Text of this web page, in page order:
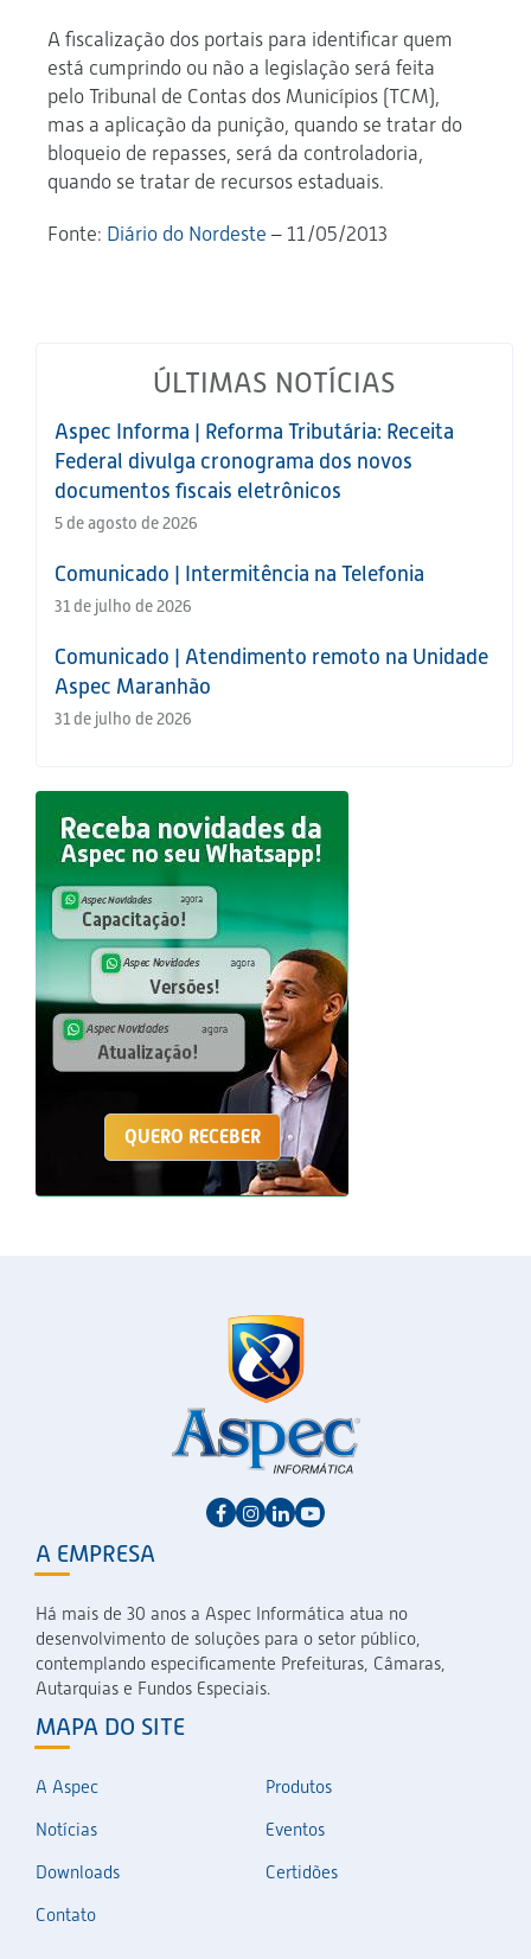
A fiscalização dos portais para identificar quem
está cumprindo ou não a legislação será feita
pelo Tribunal de Contas dos Municípios (TCM),
mas a aplicação da punição, quando se tratar do
bloqueio de repasses, será da controladoria,
quando se tratar de recursos estaduais.
Fonte: Diário do Nordeste – 11/05/2013
ÚLTIMAS NOTÍCIAS
Aspec Informa | Reforma Tributária: Receita
Federal divulga cronograma dos novos
documentos fiscais eletrônicos
5 de agosto de 2026
Comunicado | Intermitência na Telefonia
31 de julho de 2026
Comunicado | Atendimento remoto na Unidade
Aspec Maranhão
31 de julho de 2026
QUERO RECEBER
A EMPRESA
Há mais de 30 anos a Aspec Informática atua no
desenvolvimento de soluções para o setor público,
contemplando especificamente Prefeituras, Câmaras,
Autarquias e Fundos Especiais.
MAPA DO SITE
A Aspec
Produtos
Notícias
Eventos
Downloads
Certidões
Contato